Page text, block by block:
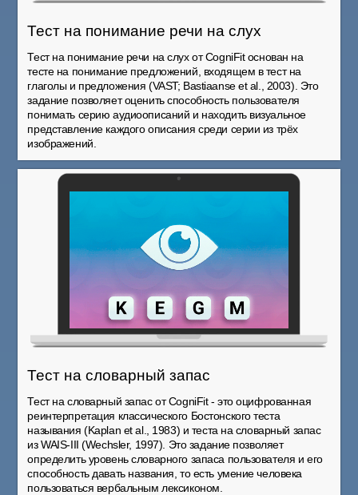
Тест на понимание речи на слух
Тест на понимание речи на слух от CogniFit основан на
тесте на понимание предложений, входящем в тест на
глаголы и предложения (VAST; Bastiaanse et al., 2003). Это
задание позволяет оценить способность пользователя
понимать серию аудиоописаний и находить визуальное
представление каждого описания среди серии из трёх
изображений.
Тест на словарный запас
Тест на словарный запас от CogniFit - это оцифрованная
реинтерпретация классического Бостонского теста
называния (Kaplan et al., 1983) и теста на словарный запас
из WAIS-III (Wechsler, 1997). Это задание позволяет
определить уровень словарного запаса пользователя и его
способность давать названия, то есть умение человека
пользоваться вербальным лексиконом.